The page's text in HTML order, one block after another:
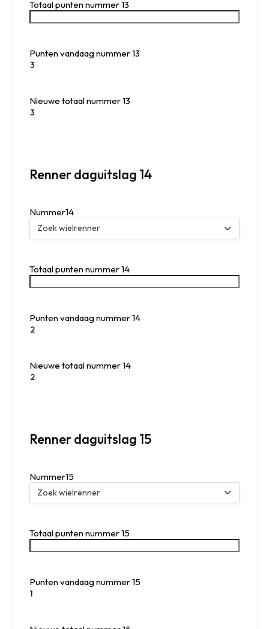
Totaal punten nummer 13
Punten vandaag nummer 13
Nieuwe totaal nummer 13
Renner daguitslag 14
Nummer14
Totaal punten nummer 14
Punten vandaag nummer 14
Nieuwe totaal nummer 14
Renner daguitslag 15
Nummer15
Totaal punten nummer 15
Punten vandaag nummer 15